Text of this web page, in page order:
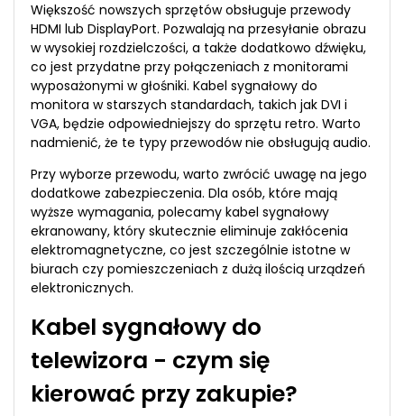
Większość nowszych sprzętów obsługuje przewody
HDMI lub DisplayPort. Pozwalają na przesyłanie obrazu
w wysokiej rozdzielczości, a także dodatkowo dźwięku,
co jest przydatne przy połączeniach z monitorami
wyposażonymi w głośniki. Kabel sygnałowy do
monitora w starszych standardach, takich jak DVI i
VGA, będzie odpowiedniejszy do sprzętu retro. Warto
nadmienić, że te typy przewodów nie obsługują audio.
Przy wyborze przewodu, warto zwrócić uwagę na jego
dodatkowe zabezpieczenia. Dla osób, które mają
wyższe wymagania, polecamy kabel sygnałowy
ekranowany, który skutecznie eliminuje zakłócenia
elektromagnetyczne, co jest szczególnie istotne w
biurach czy pomieszczeniach z dużą ilością urządzeń
elektronicznych.
Kabel sygnałowy do
telewizora - czym się
kierować przy zakupie?